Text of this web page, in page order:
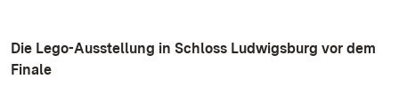
Die Lego-Ausstellung in Schloss Ludwigsburg vor dem
Finale